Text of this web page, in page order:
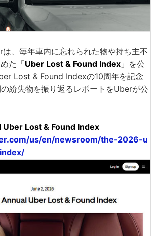
、毎年車内に忘れられた物や持ち主不
た「Uber Lost & Found Index 」を公
Lost & Found Indexの10周年を記念
紛失物を振り返るレポートをUberが公
Lost & Found Index
us/en/newsroom/the-2026-u